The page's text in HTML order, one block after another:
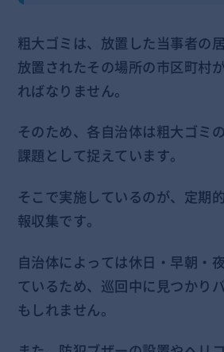
粗大ゴミは、放置した当事者の
放置されたその場所の市区町村
ればなりません。
そのため、各自治体は粗大ゴミ
課題として捉えています。
そこで実施しているのが、定期
報収集です。
自治体によっては休日・早朝・
ているため、巡回中に見つかり
もしれません。